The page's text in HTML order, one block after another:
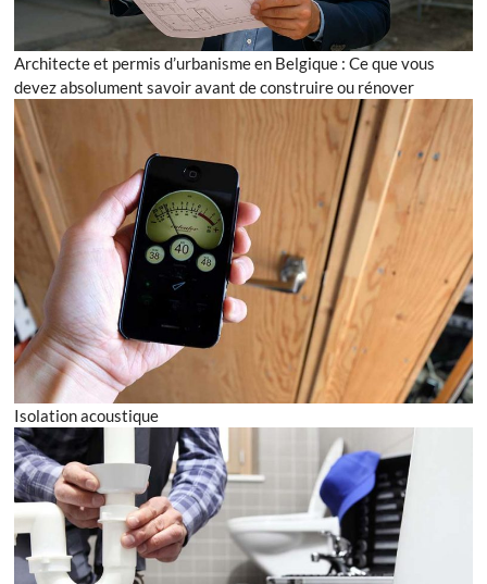
Architecte et permis d’urbanisme en Belgique : Ce que vous
devez absolument savoir avant de construire ou rénover
Isolation acoustique